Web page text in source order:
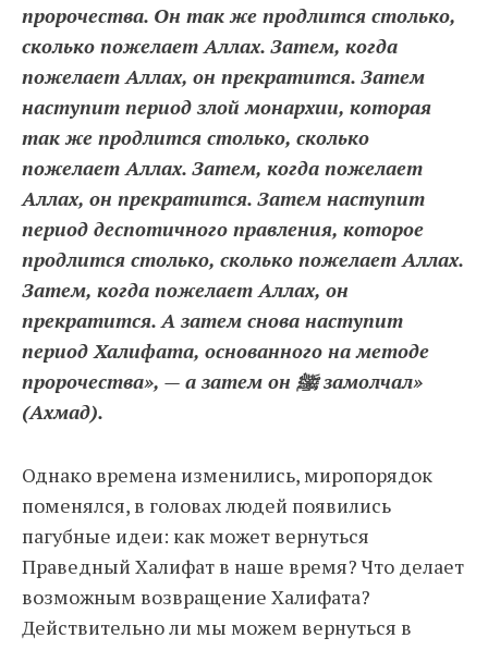
пророчества. Он так же продлится столько,
сколько пожелает Аллах. Затем, когда
пожелает Аллах, он прекратится. Затем
наступит период злой монархии, которая
так же продлится столько, сколько
пожелает Аллах. Затем, когда пожелает
Аллах, он прекратится. Затем наступит
период деспотичного правления, которое
продлится столько, сколько пожелает Аллах.
Затем, когда пожелает Аллах, он
прекратится. А затем снова наступит
период Халифата, основанного на методе
пророчества», — а затем он ﷺ замолчал»
(Ахмад).
Однако времена изменились, миропорядок
поменялся, в головах людей появились
пагубные идеи: как может вернуться
Праведный Халифат в наше время? Что делает
возможным возвращение Халифата?
Действительно ли мы можем вернуться в